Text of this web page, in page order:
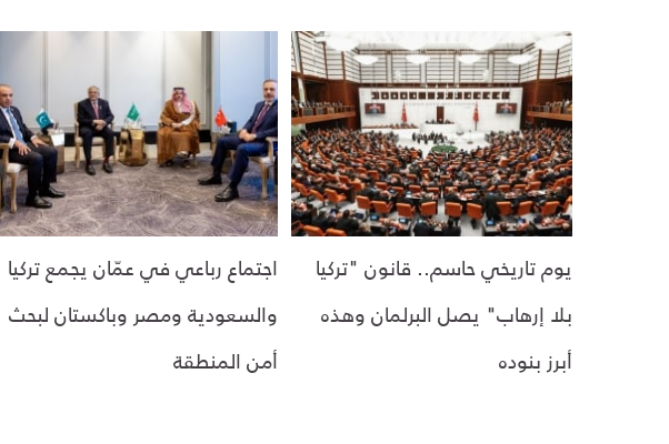
يوم تاريخي حاسم.. قانون "تركيا
بلا إرهاب" يصل البرلمان وهذه
أبرز بنوده
اجتماع رباعي في عمّان يجمع تركيا
والسعودية ومصر وباكستان لبحث
أمن المنطقة